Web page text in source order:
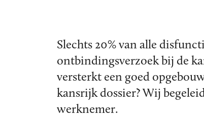
Slechts 20% van alle
ontbindingsverzoek bij de
versterkt een goed
kansrijk dossier? Wij
werknemer.